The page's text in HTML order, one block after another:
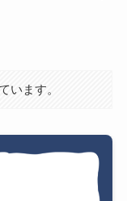
います。